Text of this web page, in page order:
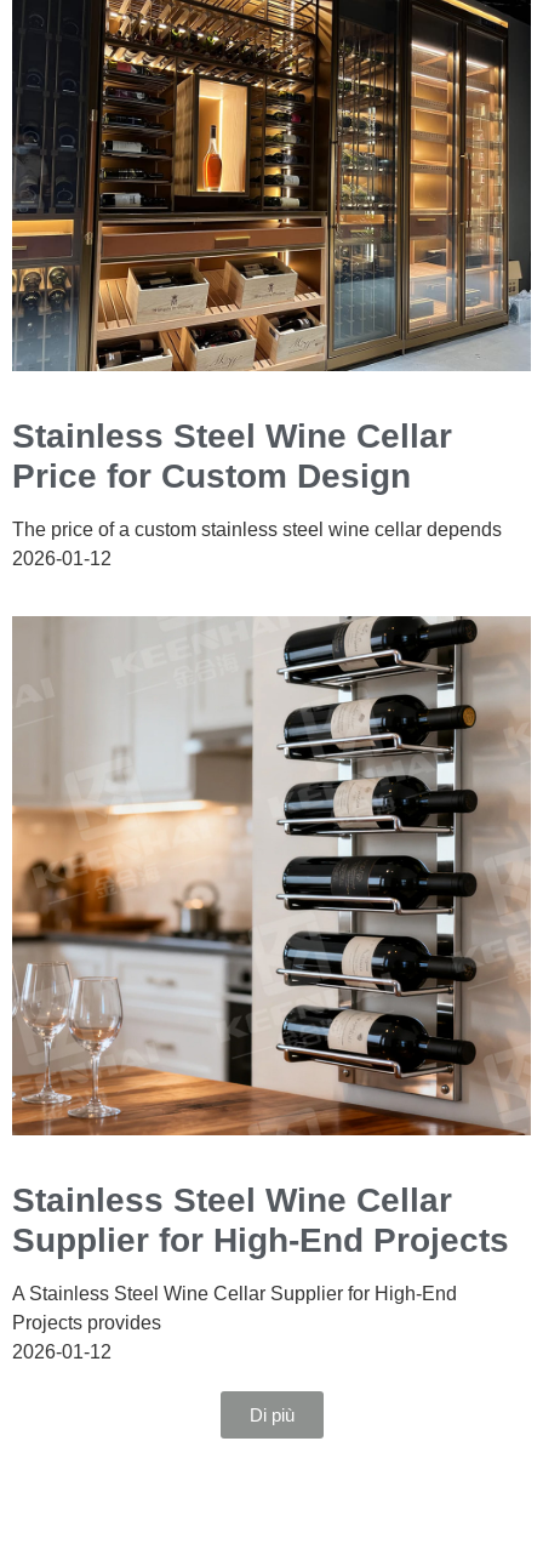
Stainless Steel Wine Cellar
Price for Custom Design
The price of a custom stainless steel wine cellar depends
2026-01-12
Stainless Steel Wine Cellar
Supplier for High-End Projects
A Stainless Steel Wine Cellar Supplier for High-End
Projects provides
2026-01-12
Di più